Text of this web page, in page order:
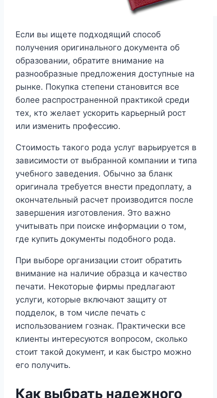
Если вы ищете подходящий способ
получения оригинального документа об
образовании, обратите внимание на
разнообразные предложения доступные на
рынке. Покупка степени становится все
более распространенной практикой среди
тех, кто желает ускорить карьерный рост
или изменить профессию.
Стоимость такого рода услуг варьируется в
зависимости от выбранной компании и типа
учебного заведения. Обычно за бланк
оригинала требуется внести предоплату, а
окончательный расчет производится после
завершения изготовления. Это важно
учитывать при поиске информации о том,
где купить документы подобного рода.
При выборе организации стоит обратить
внимание на наличие образца и качество
печати. Некоторые фирмы предлагают
услуги, которые включают защиту от
подделок, в том числе печать с
использованием гознак. Практически все
клиенты интересуются вопросом, сколько
стоит такой документ, и как быстро можно
его получить.
Как выбрать надежного